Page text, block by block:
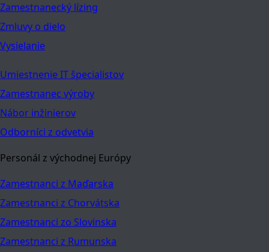
Zamestnanecký lízing
Zmluvy o dielo
Vysielanie
Umiestnenie IT špecialistov
Zamestnanec výroby
Nábor inžinierov
Odborníci z odvetvia
Personál z východnej Európy
Zamestnanci z Maďarska
Zamestnanci z Chorvátska
Zamestnanci zo Slovinska
Zamestnanci z Rumunska